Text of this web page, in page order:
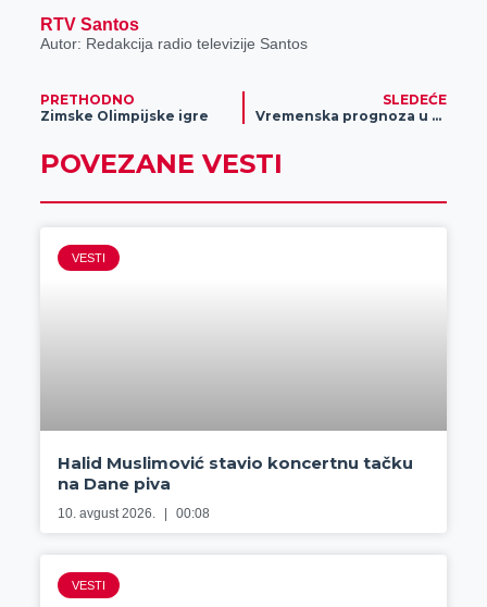
RTV Santos
Autor: Redakcija radio televizije Santos
PRETHODNO
Zimske Olimpijske igre
SLEDEĆE
Vremenska prognoza u narednim danima
POVEZANE VESTI
VESTI
Halid Muslimović stavio koncertnu tačku
na Dane piva
10. avgust 2026. 00:08
VESTI